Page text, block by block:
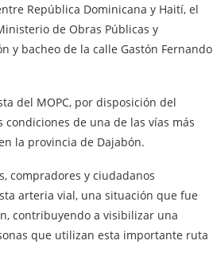
República Dominicana y Haití, el
de Obras Públicas y
y bacheo de la calle Gastón Fernando
del MOPC, por disposición del
de una de las vías más
la provincia de Dajabón.
compradores y ciudadanos
arteria vial, una situación que fue
contribuyendo a visibilizar una
que utilizan esta importante ruta